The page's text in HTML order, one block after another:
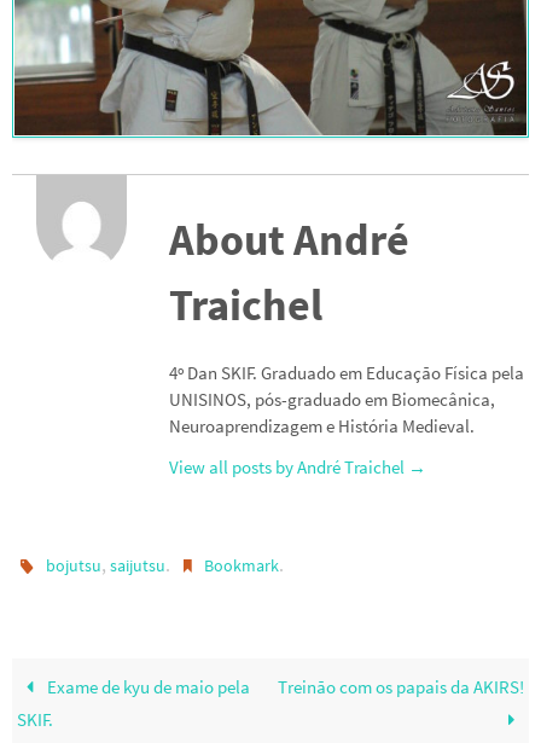
About André
Traichel
4º Dan SKIF. Graduado em Educação Física pela
UNISINOS, pós-graduado em Biomecânica,
Neuroaprendizagem e História Medieval.
View all posts by André Traichel →
bojutsu,saijutsu. Bookmark.
Exame de kyu de maio pela
SKIF.
Treinão com os papais da AKIRS!